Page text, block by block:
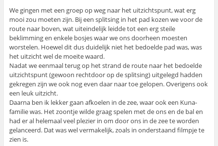
We gingen met een groep op weg naar het uitzichtspunt, wat erg
mooi zou moeten zijn. Bij een splitsing in het pad kozen we voor de
route naar boven, wat uiteindelijk leidde tot een erg steile
beklimming en enkele bosjes waar we ons doorheen moesten
worstelen. Hoewel dit dus duidelijk niet het bedoelde pad was, was
het uitzicht wel de moeite waard.
Nadat we eenmaal terug op het strand de route naar het bedoelde
uitzichtspunt (gewoon rechtdoor op de splitsing) uitgelegd hadden
gekregen zijn we ook nog even daar naar toe gelopen. Overigens ook
een leuk uitzicht.
Daarna ben ik lekker gaan afkoelen in de zee, waar ook een Kuna-
familie was. Het zoontje wilde graag spelen met de ons en de bal en
had er al helemaal veel plezier in om door ons in de zee te worden
gelanceerd. Dat was wel vermakelijk, zoals in onderstaand filmpje te
zien is.